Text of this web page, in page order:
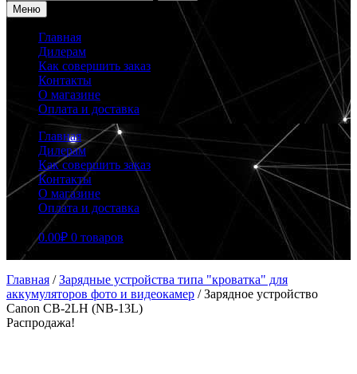
Меню
Главная
Дилерам
Как совершить заказ
Контакты
О магазине
Оплата и доставка
Главная
Дилерам
Как совершить заказ
Контакты
О магазине
Оплата и доставка
0.00₽ 0 товаров
Главная /Зарядные устройства типа "кроватка" для
аккумуляторов фото и видеокамер /Зарядное устройство
Canon CB-2LH (NB-13L)
Распродажа!